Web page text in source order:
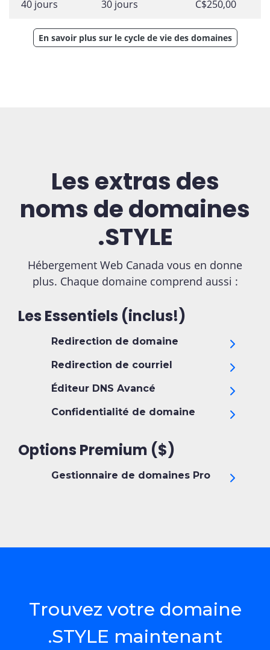
40 jours 30 jours C$250,00
En savoir plus sur le cycle de vie des domaines
Les extras des
noms de domaines
.STYLE
Hébergement Web Canada vous en donne
plus. Chaque domaine comprend aussi :
Les Essentiels (inclus!)
Redirection de domaine
Redirection de courriel
Éditeur DNS Avancé
Confidentialité de domaine
Options Premium ($)
Gestionnaire de domaines Pro
Trouvez votre domaine
.STYLE maintenant